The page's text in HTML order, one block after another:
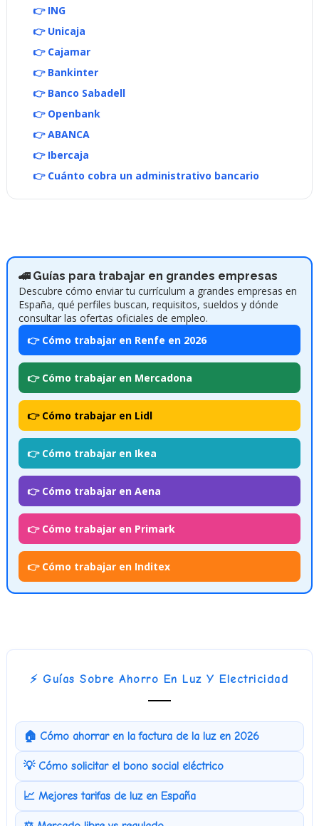
👉 ING
👉 Unicaja
👉 Cajamar
👉 Bankinter
👉 Banco Sabadell
👉 Openbank
👉 ABANCA
👉 Ibercaja
👉 Cuánto cobra un administrativo bancario
🚄 Guías para trabajar en grandes empresas
Descubre cómo enviar tu currículum a grandes empresas en
España, qué perfiles buscan, requisitos, sueldos y dónde
consultar las ofertas oficiales de empleo.
👉 Cómo trabajar en Renfe en 2026
👉 Cómo trabajar en Mercadona
👉 Cómo trabajar en Lidl
👉 Cómo trabajar en Ikea
👉 Cómo trabajar en Aena
👉 Cómo trabajar en Primark
👉 Cómo trabajar en Inditex
⚡ Guías Sobre Ahorro En Luz Y Electricidad
🏠 Cómo ahorrar en la factura de la luz en 2026
💡 Cómo solicitar el bono social eléctrico
📈 Mejores tarifas de luz en España